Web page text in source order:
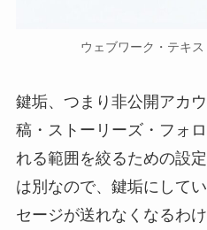
ウェブワーク・テキ
鍵垢、つまり非公開アカ
稿・ストーリーズ・フォ
れる範囲を絞るための設
は別なので、鍵垢にして
セージが送れなくなるわ